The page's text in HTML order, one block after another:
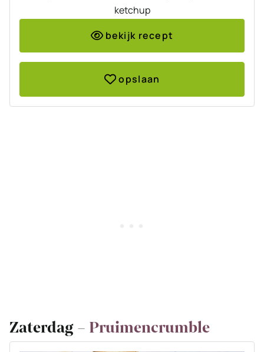
ketchup
bekijk recept
opslaan
Zaterdag – Pruimencrumble